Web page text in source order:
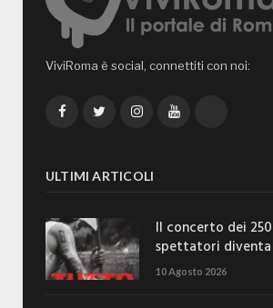
ViviRoma è social, connettiti con noi:
FacebookTwitterInstagramYouTube
ULTIMI ARTICOLI
Il concerto dei
spettatori diventa
10 Agosto 2026